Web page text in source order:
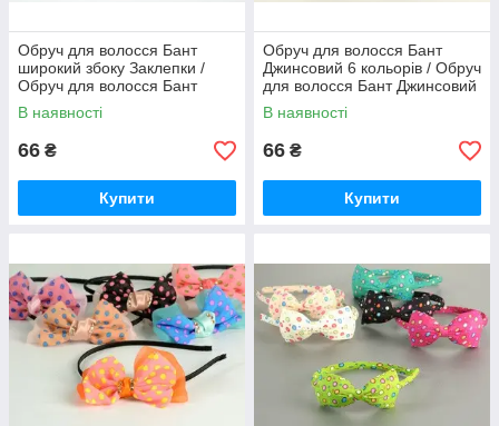
Особливості наших аксесуарів
✓
В наявності
до дорослої жінки
✓ Новинки сезону
Товари є в різних
Аксесуари
виробником
✓
Дизайнерські
роботи
✓
Не викликають
алергічної реакції
Вибрати аксесуар
«Suvenir» – світ аксесуарів на будь-
Обруч для волосся Бант
широкий збоку Заклепки /
Обруч для волосся Бант
широкий збоку Заклепки
9x6x1 см
В наявності
66 ₴
Купити
Обруч для волосся Бант
Джинсовий 6 кольорів / Обруч
для волосся Бант Джинсовий
6 кольорів 11x5x2 см
В наявності
66 ₴
Купити